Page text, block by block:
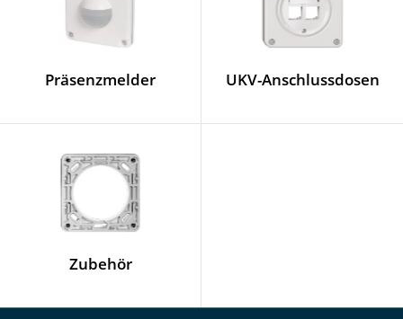
Präsenzmelder UKV-Anschlussdosen
Zubehör